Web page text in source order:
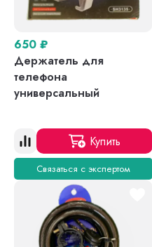
650 ₽
Держатель для
телефона
универсальный
Купить
Связаться с экспертом